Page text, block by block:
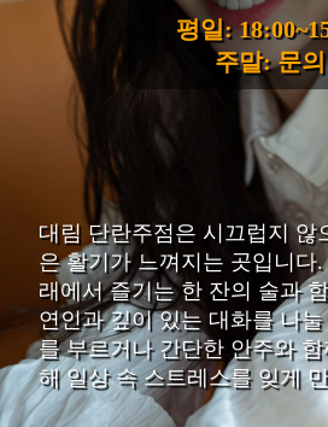
평일:
주말: 문의
대림 단란주점은 시끄럽지 않
은 활기가 느껴지는 곳입니다
래에서 즐기는 한 잔의 술과
연인과 깊이 있는 대화를 나
를 부르거나 간단한 안주와
해 일상 속 스트레스를 잊게